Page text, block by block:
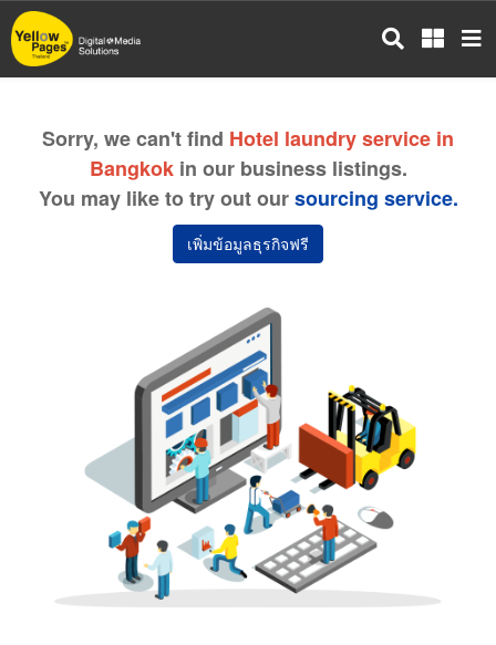
ข้าม
ไป
Sorry, we can't find Hotel laundry service in
Bangkok in our business listings.
You may like to try out oursourcing service.
เพิ่มข้อมูลธุรกิจฟรี